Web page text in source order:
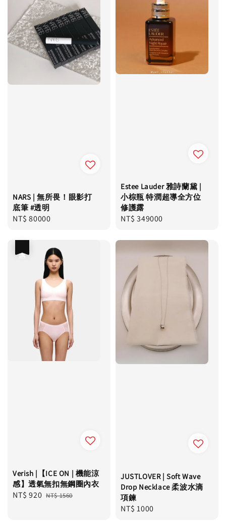
NARS | 無所畏！眼影打
底筆 #透明
Regular
NT$ 80000
Estee Lauder 雅詩蘭黛 |
小棕瓶 特潤超導全方位
修護露
Regular
NT$ 349000
Verish |【ICE ON | 機能涼
感】透氣無扣無鋼圈內衣
Sale
NT$ 920 Regular
NT$ 1560
JUSTLOVER | Soft Wave
Drop Necklace 柔波水滴
項鍊
Regular
NT$ 1000